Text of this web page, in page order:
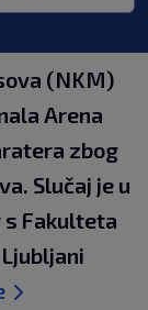
(NKM)
Arena
zbog
Slučaj je u
Fakulteta